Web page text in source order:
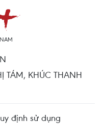
TÁM, KHÚC THANH
định sử dụng